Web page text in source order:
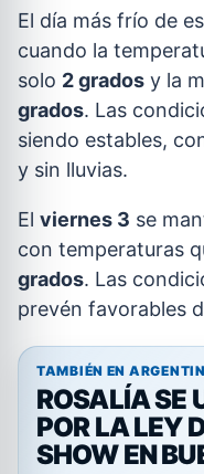
El día más frío de
cuando la
solo 2 grados y la
grados. Las
siendo estables,
y sin lluvias.
El viernes 3 se
con temperaturas
grados. Las
prevén favorables
TAMBIÉN EN
ROSALÍA SE
POR LA LEY
SHOW EN